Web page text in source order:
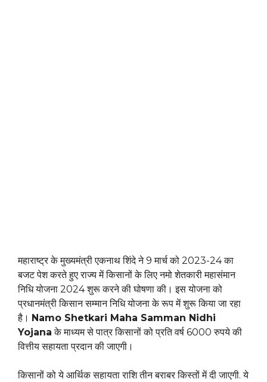
महाराष्ट्र के मुख्यमंत्री एकनाथ शिंदे ने 9 मार्च को 2023-24 का
बजट पेश करते हुए राज्य में किसानों के लिए नमो शेतकारी महासंमान
निधि योजना 2024 शुरू करने की घोषणा की। इस योजना को
प्रधानमंत्री किसान सम्मान निधि योजना के रूप में शुरू किया जा रहा
है। Namo Shetkari Maha Samman Nidhi
Yojana के माध्यम से पात्र किसानों को प्रति वर्ष 6000 रुपये की
वित्तीय सहायता प्रदान की जाएगी।
किसानों को ये आर्थिक सहायता राशि तीन बराबर किस्तों में दी जाएगी. ये